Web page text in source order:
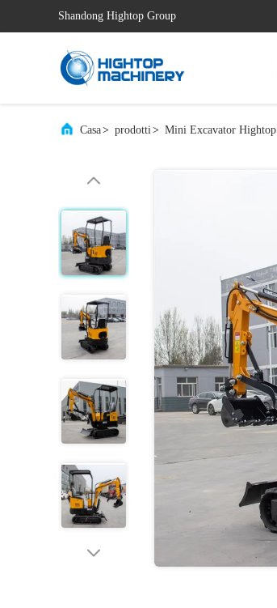
Shandong Hightop Group
Casa> prodotti> Mini Excavator Hightop